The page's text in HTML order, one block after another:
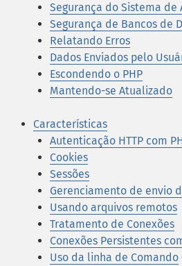
Segurança do Sistema de
Segurança de Bancos de
Relatando Erros
Dados Enviados pelo
Escondendo o PHP
Mantendo-se Atualizado
Características
Autenticação HTTP com
Cookies
Sessões
Gerenciamento de envio
Usando arquivos remotos
Tratamento de Conexões
Conexões Persistentes
Uso da linha de Comando